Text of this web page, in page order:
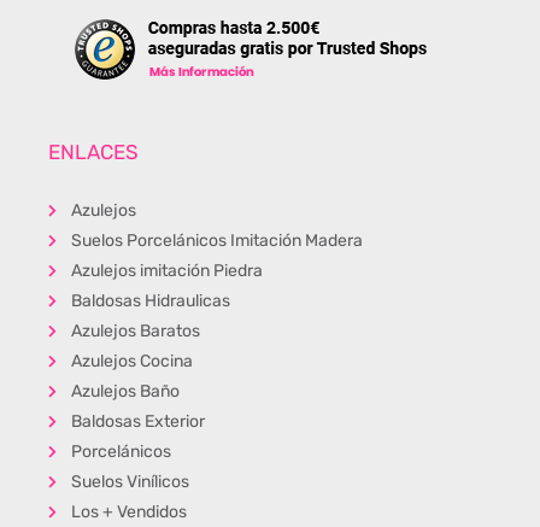
ENLACES
Azulejos
Suelos Porcelánicos Imitación Madera
Azulejos imitación Piedra
Baldosas Hidraulicas
Azulejos Baratos
Azulejos Cocina
Azulejos Baño
Baldosas Exterior
Porcelánicos
Suelos Vinílicos
Los + Vendidos